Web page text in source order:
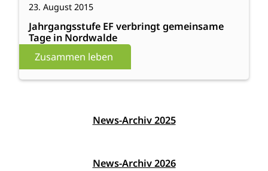
Zusammen leben
23. August 2015
Jahrgangsstufe EF verbringt gemeinsame
Tage in Nordwalde
Jahrgangsstufe
EF
verbringt
gemeinsame
Tage
in
News-Archiv 2025
News-Archiv 2026